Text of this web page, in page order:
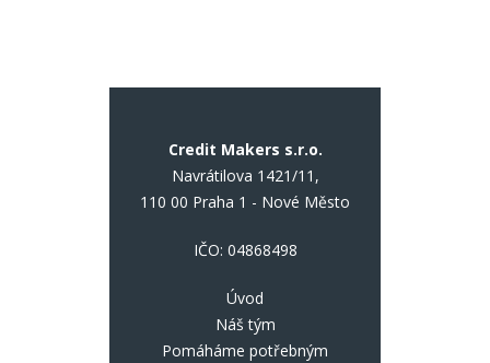
Credit Makers s.r.o.
Navrátilova 1421/11,
110 00 Praha 1 - Nové Město
IČO: 04868498
Úvod
Náš tým
Pomáháme potřebným